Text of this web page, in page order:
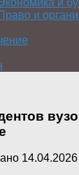
и
и
14.04.2026